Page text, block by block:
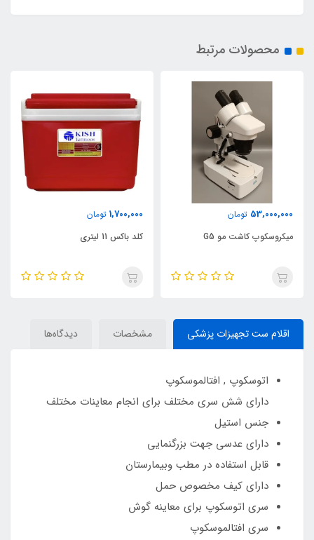
محصولات مرتبط
53,000,000 تومان
میکروسکوپ کاشت مو G5
1,700,000 تومان
کلد باکس 11 لیتری
اقلام ست تجهیزات پزشکی مشخصات دیدگاه‌ها
اتوسکوپ , افتالموسکوپ
دارای شش سری مختلف برای انجام معاینات مختلف
جنس استیل
دارای عدسی جهت بزرگنمایی
قابل استفاده در مطب وبیمارستان
دارای کیف مخصوص حمل
سری اتوسکوپ برای معاینه گوش
سری افتالموسکوپ